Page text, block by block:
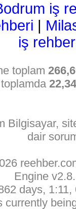
iş
|
iş
toplam
Bilgisayar,
dair
Engine
days,
currently